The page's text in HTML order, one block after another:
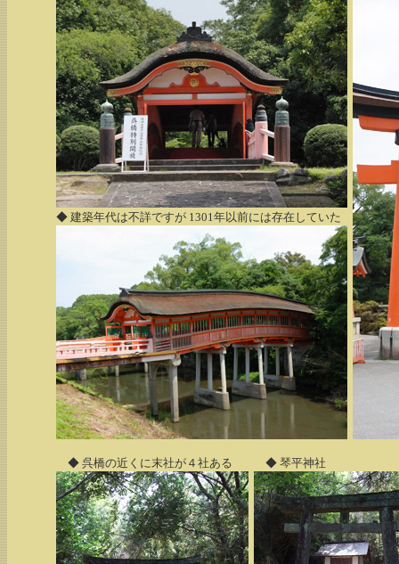
◆ 建築年代は不詳ですが 1301年以前には存在していた
◆ 呉橋の近くに末社が４社ある ◆ 琴平神社